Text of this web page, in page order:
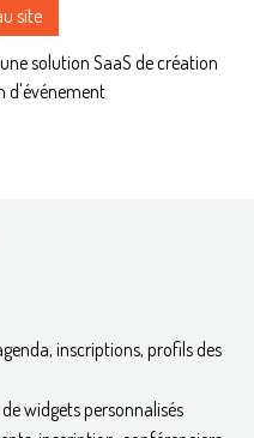
site
solution SaaS de création
d'événement
inscriptions, profils des
widgets personnalisés